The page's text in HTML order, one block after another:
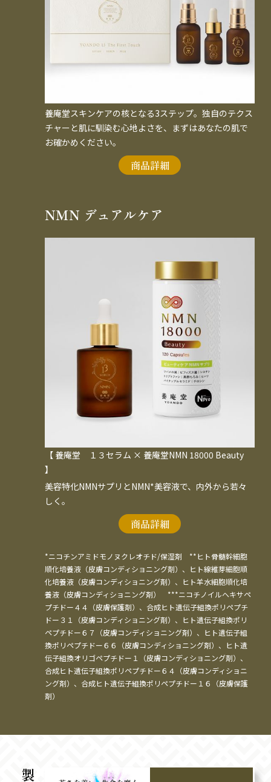
商品詳細
養庵堂スキンケアの核となる3ステップ。独自のテクス
チャーと肌に馴染む心地よさを、まずはあなたの肌で
お確かめください。
NMN デュアルケア
商品詳細
【 養庵堂 １３セラム × 養庵堂NMN 18000 Beauty
】
美容特化NMNサプリとNMN*美容液で、内外から若々
しく。
*ニコチンアミドモノヌクレオチド/保湿剤　**ヒト骨髄幹細胞
順化培養液（皮膚コンディショニング剤）、ヒト線維芽細胞順
化培養液（皮膚コンディショニング剤）、ヒト羊水細胞順化培
養液（皮膚コンディショニング剤）　***ニコチノイルヘキサペ
プチドー４４（皮膚保護剤）、合成ヒト遺伝子組換ポリペプチ
ドー３１（皮膚コンディショニング剤）、ヒト遺伝子組換ポリ
ペプチドー６７（皮膚コンディショニング剤）、ヒト遺伝子組
換ポリペプチドー６６（皮膚コンディショニング剤）、ヒト遺
伝子組換オリゴペプチドー１（皮膚コンディショニング剤）、
合成ヒト遺伝子組換ポリペプチドー６４（皮膚コンディショニ
ング剤）、合成ヒト遺伝子組換ポリペプチドー１６（皮膚保護
剤）